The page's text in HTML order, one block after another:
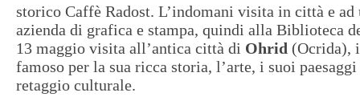
storico Caffè Radost. L’indomani visita in città e ad
azienda di grafica e stampa, quindi alla Biblioteca
13 maggio visita all’antica città di Ohrid (Ocrida),
famoso per la sua ricca storia, l’arte, i suoi
retaggio culturale.